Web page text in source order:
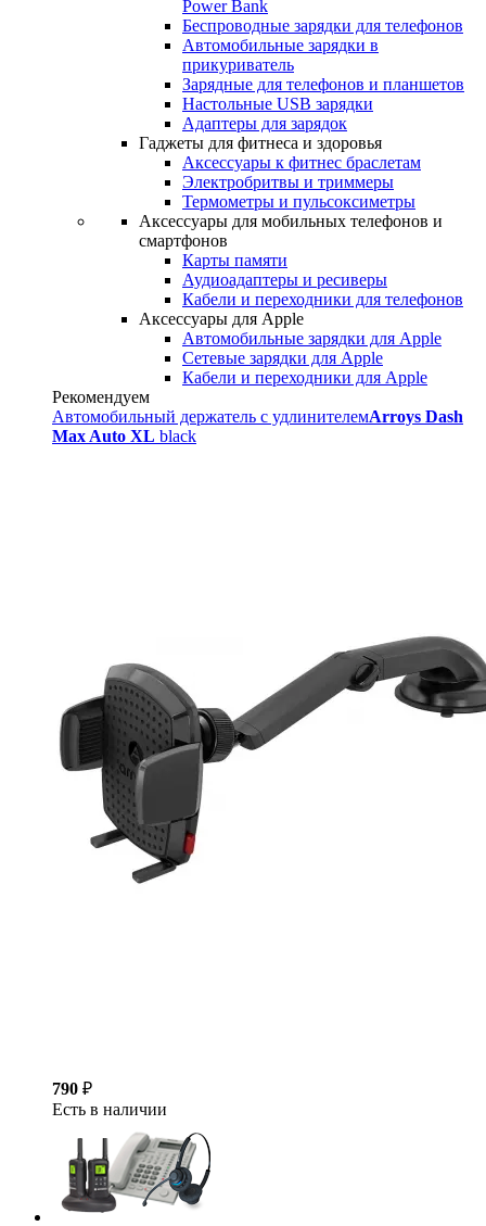
Power Bank
Беспроводные зарядки для телефонов
Автомобильные зарядки в
прикуриватель
Зарядные для телефонов и планшетов
Настольные USB зарядки
Адаптеры для зарядок
Гаджеты для фитнеса и здоровья
Аксессуары к фитнес браслетам
Электробритвы и триммеры
Термометры и пульсоксиметры
Аксессуары для мобильных телефонов и
смартфонов
Карты памяти
Аудиоадаптеры и ресиверы
Кабели и переходники для телефонов
Аксессуары для Apple
Автомобильные зарядки для Apple
Сетевые зарядки для Apple
Кабели и переходники для Apple
Рекомендуем
Автомобильный держатель с удлинителемArroys Dash
Max Auto XL black
790 ₽
Есть в наличии